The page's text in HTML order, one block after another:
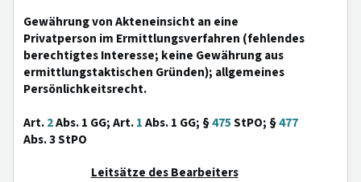
Gewährung von Akteneinsicht an eine
Privatperson im Ermittlungsverfahren (fehlendes
berechtigtes Interesse; keine Gewährung aus
ermittlungstaktischen Gründen); allgemeines
Persönlichkeitsrecht.
Art.2Abs. 1 GG; Art.1Abs. 1 GG; §475StPO; §477
Abs. 3 StPO
Leitsätze des Bearbeiters